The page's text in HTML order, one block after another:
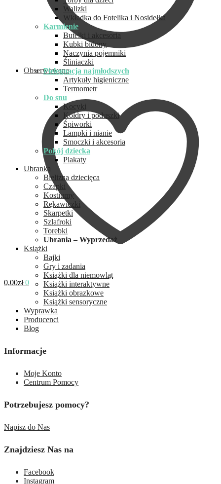
Obserwowane
0,00zł 0
Walizki
Wkładka do Fotelika i Nosidełka
Karmienie
Butelki i akcesoria
Kubki bidony
Naczynia pojemniki
Śliniaczki
Pielęgnacja najmłodszych
Artykuły higieniczne
Termometr
Do snu
Kocyki
Kołdry i poduszki
Śpiworki
Lampki i nianie
Smoczki i akcesoria
Pokój dziecka
Plakaty
Ubranka
Bielizna dziecięca
Czapki
Kostiumy
Rękawiczki
Skarpetki
Szlafroki
Torebki
Ubrania – Wyprzedaż
Książki
Bajki
Gry i zadania
Książki dla niemowląt
Książki interaktywne
Książki obrazkowe
Książki sensoryczne
Wyprawka
Producenci
Blog
Informacje
Moje Konto
Centrum Pomocy
Potrzebujesz pomocy?
Napisz do Nas
Znajdziesz Nas na
Facebook
Instagram